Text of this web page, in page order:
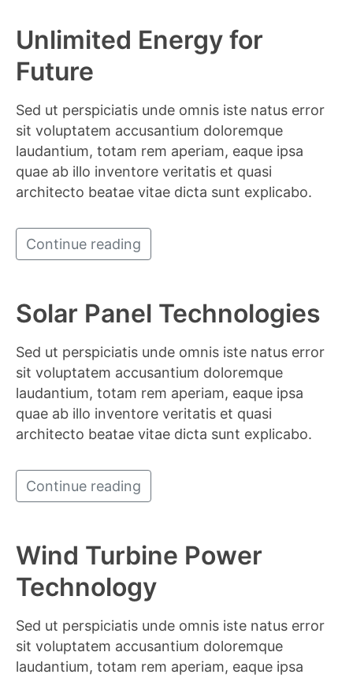
Unlimited Energy for
Future
Sed ut perspiciatis unde omnis iste natus error
sit voluptatem accusantium doloremque
laudantium, totam rem aperiam, eaque ipsa
quae ab illo inventore veritatis et quasi
architecto beatae vitae dicta sunt explicabo.
Continue reading
Solar Panel Technologies
Sed ut perspiciatis unde omnis iste natus error
sit voluptatem accusantium doloremque
laudantium, totam rem aperiam, eaque ipsa
quae ab illo inventore veritatis et quasi
architecto beatae vitae dicta sunt explicabo.
Continue reading
Wind Turbine Power
Technology
Sed ut perspiciatis unde omnis iste natus error
sit voluptatem accusantium doloremque
laudantium, totam rem aperiam, eaque ipsa